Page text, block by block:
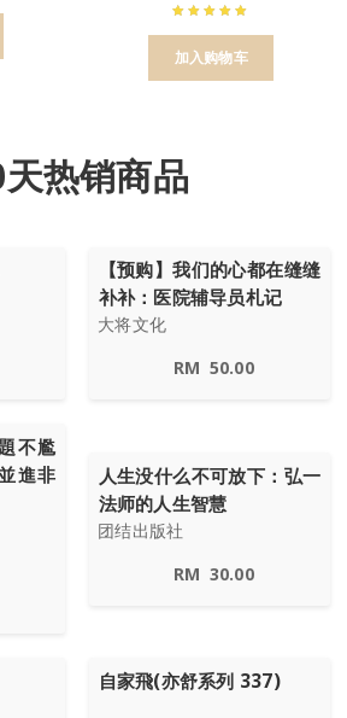
加入购物车
热销商品
【预购】我们的心都在缝缝
补补：医院辅导员札记
大将文化
RM 50.00
不尷
進非
人生没什么不可放下：弘一
法师的人生智慧
团结出版社
RM 30.00
自家飛(亦舒系列 337)